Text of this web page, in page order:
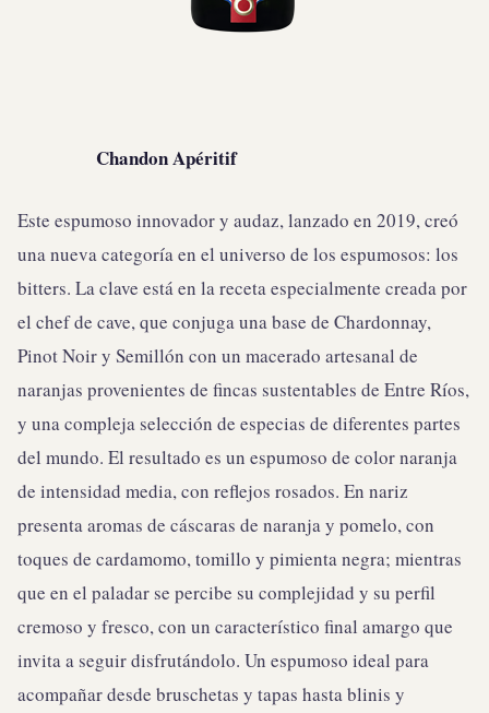
Chandon Apéritif
Este espumoso innovador y audaz, lanzado en 2019, creó
una nueva categoría en el universo de los espumosos: los
bitters. La clave está en la receta especialmente creada por
el chef de cave, que conjuga una base de Chardonnay,
Pinot Noir y Semillón con un macerado artesanal de
naranjas provenientes de fincas sustentables de Entre Ríos,
y una compleja selección de especias de diferentes partes
del mundo. El resultado es un espumoso de color naranja
de intensidad media, con reflejos rosados. En nariz
presenta aromas de cáscaras de naranja y pomelo, con
toques de cardamomo, tomillo y pimienta negra; mientras
que en el paladar se percibe su complejidad y su perfil
cremoso y fresco, con un característico final amargo que
invita a seguir disfrutándolo. Un espumoso ideal para
acompañar desde bruschetas y tapas hasta blinis y